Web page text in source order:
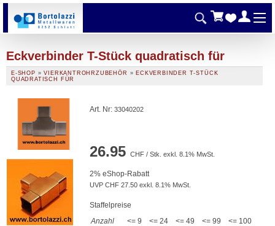
Eckverbinder T-Stück quadratisch für
E-SHOP »VIERKANTROHRZUBEHÖR » ECKVERBINDER T-STÜCK
QUADRATISCH FÜR
Art. Nr: 33040202
26.95 CHF / Stk. exkl. 8.1% MwSt.
2% eShop-Rabatt
UVP CHF 27.50 exkl. 8.1% MwSt.
Staffelpreise
Anzahl
<= 9 <= 24 <= 49 <= 99
<= 100